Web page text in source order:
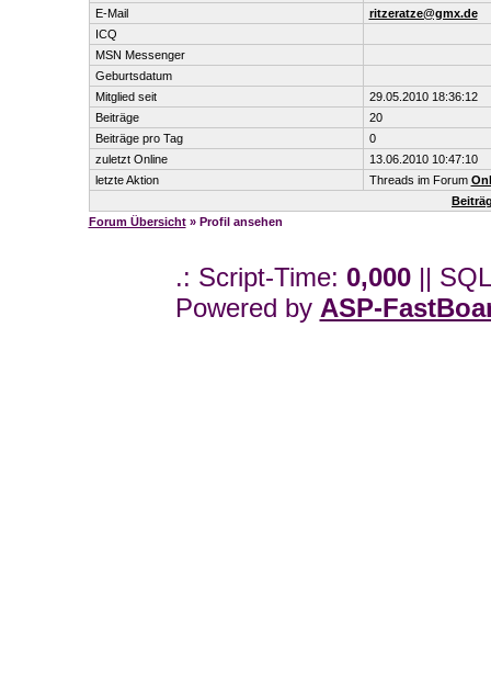
E-Mail
ritzeratze@gmx.de
ICQ
MSN Messenger
Geburtsdatum
Mitglied seit
29.05.2010 18:36:12
Beiträge
20
Beiträge pro Tag
0
zuletzt Online
13.06.2010 10:47:10
letzte Aktion
Threads im Forum
Forum Übersicht» Profil ansehen
.: Script-Time: 0,000||
Powered by ASP-